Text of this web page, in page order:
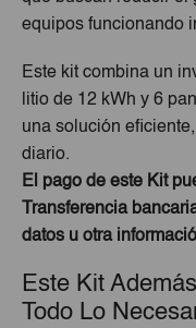
equipos funcionando
Este kit combina un
litio de 12 kWh y 6
una solución
diario.
El pago de este Kit
Transferencia
datos u otra
Este Kit
Todo Lo